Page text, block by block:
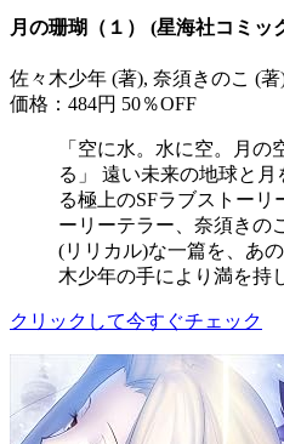
月の珊瑚（１） (星海社コミッ
佐々木少年 (著), 奈須きのこ (著
価格：484円 50％OFF
「空に水。水に空。月
る」 遠い未来の地球と
る極上のSFラブストーリ
ーリーテラー、奈須きの
(リリカル)な一篇を、あ
木少年の手により満を持
クリックして今すぐチェック